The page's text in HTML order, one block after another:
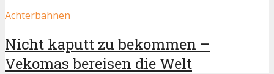
Achterbahnen
Nicht kaputt zu bekommen –
Vekomas bereisen die Welt